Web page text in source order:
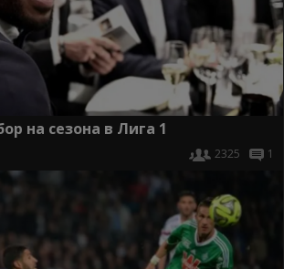
на сезона в Лига 1
2325 1